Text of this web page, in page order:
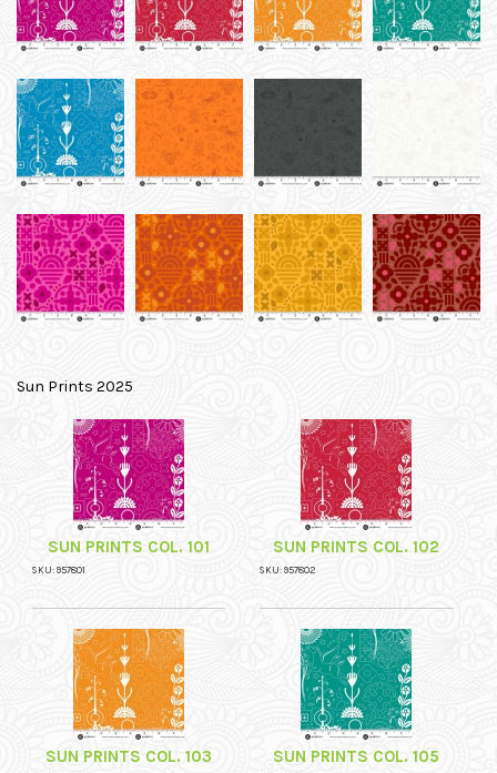
Sun Prints 2025
SUN PRINTS COL. 101
SKU: 957801
SUN PRINTS COL. 102
SKU: 957802
SUN PRINTS COL. 103 SUN PRINTS COL. 105